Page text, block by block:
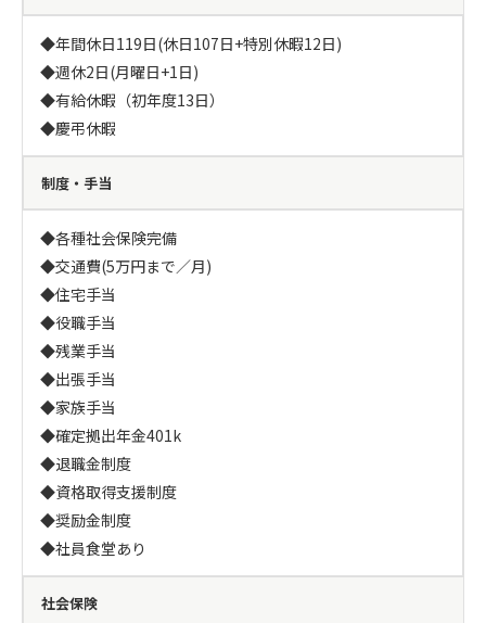
◆年間休日119日(休日107日+特別休暇12日)
◆週休2日(月曜日+1日)
◆有給休暇（初年度13日）
◆慶弔休暇
制度・手当
◆各種社会保険完備
◆交通費(5万円まで／月)
◆住宅手当
◆役職手当
◆残業手当
◆出張手当
◆家族手当
◆確定拠出年金401k
◆退職金制度
◆資格取得支援制度
◆奨励金制度
◆社員食堂あり
社会保険